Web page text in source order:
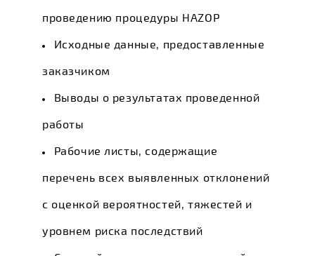
проведению процедуры HAZOP
Исходные данные, предоставленные
заказчиком
Выводы о результатах проведенной
работы
Рабочие листы, содержащие
перечень всех выявленных отклонений
с оценкой вероятностей, тяжестей и
уровнем риска последствий